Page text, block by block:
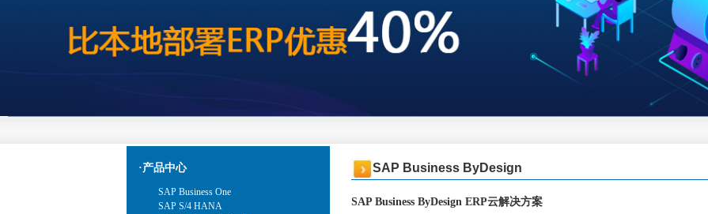
·产品中心
SAP Business One
SAP S/4 HANA
SAP Business ByDesign
SAP Business ByDesign ERP云解决方案